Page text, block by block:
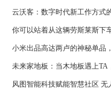
云沃客：数字时代新工作方式
你可以站着从这辆劳斯莱斯下
小米出品高达两卢的神秘单品
未来家地板：当木地板遇上TA
风图智能科技赋能智慧社区 无